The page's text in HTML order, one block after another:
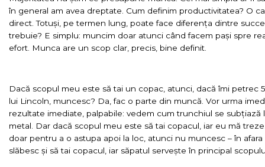
în general am avea dreptate. Cum definim productivitatea? O
direct. Totuși, pe termen lung, poate face diferența dintre
trebuie? E simplu: muncim doar atunci când facem pași spre
efort. Munca are un scop clar, precis, bine definit.
Dacă scopul meu este să tai un copac, atunci, dacă îmi petrec
lui Lincoln, muncesc? Da, fac o parte din muncă. Vor urma
rezultate imediate, palpabile: vedem cum trunchiul se
metal. Dar dacă scopul meu este să tai copacul, iar eu mă
doar pentru a o astupa apoi la loc, atunci nu muncesc – în
slăbesc și să tai copacul, iar săpatul servește în principal